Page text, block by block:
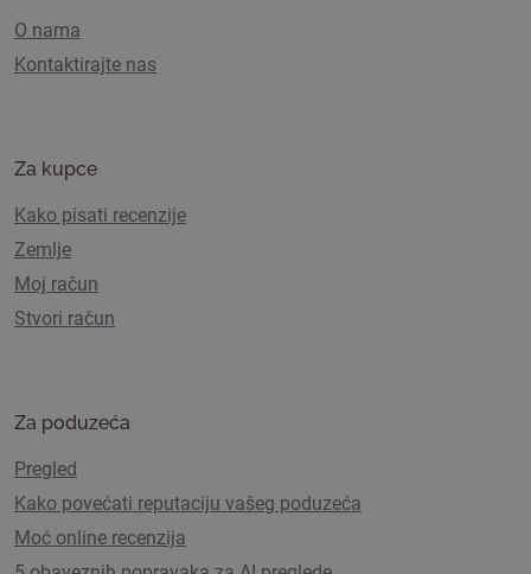
O nama
Kontaktirajte nas
Za kupce
Kako pisati recenzije
Zemlje
Moj račun
Stvori račun
Za poduzeća
Pregled
Kako povećati reputaciju vašeg poduzeća
Moć online recenzija